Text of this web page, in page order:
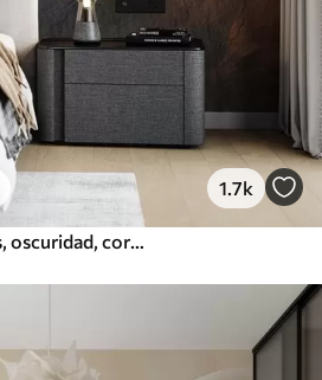
1.7k
madera, textura, grietas, oscuridad, corteza, superficie